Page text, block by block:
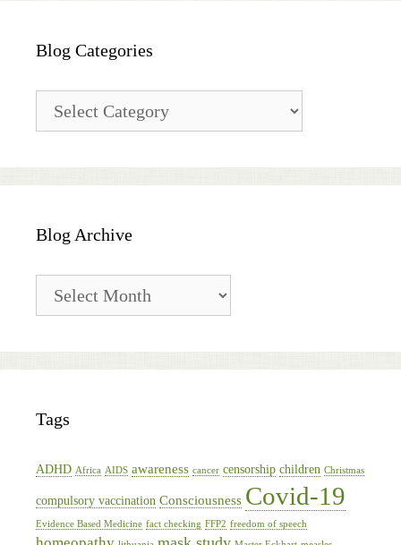
Blog Categories
Categories
Blog Archive
Archive
Tags
ADHD Africa AIDS awareness cancer censorship children Christmas
compulsory vaccination Consciousness Covid-19
Evidence Based Medicine fact checking FFP2 freedom of speech